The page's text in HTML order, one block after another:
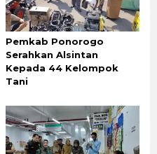
Pemkab Ponorogo
Serahkan Alsintan
Kepada 44 Kelompok
Tani